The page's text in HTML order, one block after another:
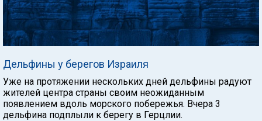
Дельфины у берегов Израиля
Уже на протяжении нескольких дней дельфины радуют
жителей центра страны своим неожиданным
появлением вдоль морского побережья. Вчера 3
дельфина подплыли к берегу в Герцлии.